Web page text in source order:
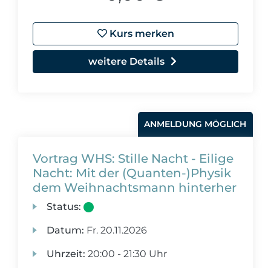
Kurs merken
weitere Details
ANMELDUNG MÖGLICH
Vortrag WHS: Stille Nacht - Eilige
Nacht: Mit der (Quanten-)Physik
dem Weihnachtsmann hinterher
Status:
Datum: Fr. 20.11.2026
Uhrzeit: 20:00 - 21:30 Uhr